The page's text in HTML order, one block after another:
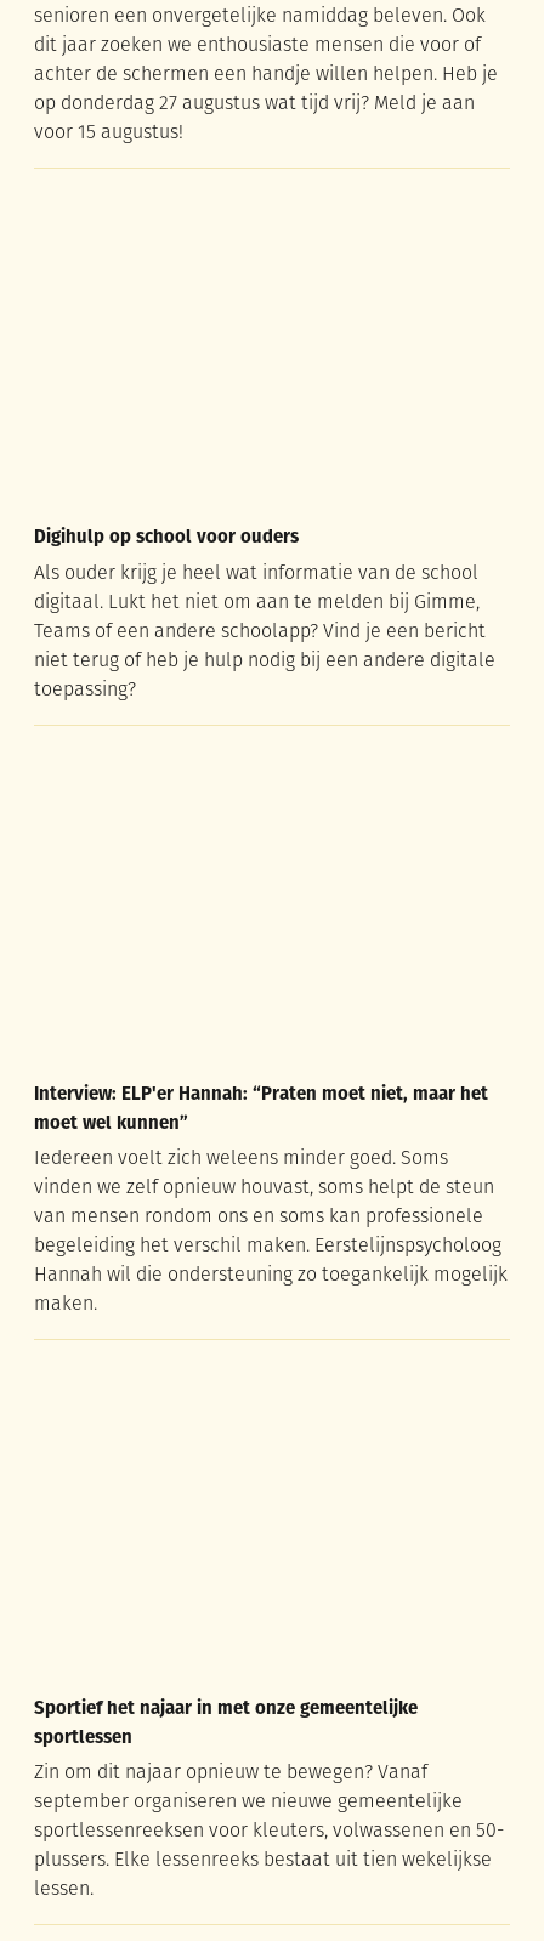
senioren een onvergetelijke namiddag beleven. Ook
dit jaar zoeken we enthousiaste mensen die voor of
achter de schermen een handje willen helpen. Heb je
op donderdag 27 augustus wat tijd vrij? Meld je aan
voor 15 augustus!
Digihulp op school voor ouders
Als ouder krijg je heel wat informatie van de school
digitaal. Lukt het niet om aan te melden bij Gimme,
Teams of een andere schoolapp? Vind je een bericht
niet terug of heb je hulp nodig bij een andere digitale
toepassing?
Interview: ELP'er Hannah: “Praten moet niet, maar het
moet wel kunnen”
Iedereen voelt zich weleens minder goed. Soms
vinden we zelf opnieuw houvast, soms helpt de steun
van mensen rondom ons en soms kan professionele
begeleiding het verschil maken. Eerstelijnspsycholoog
Hannah wil die ondersteuning zo toegankelijk mogelijk
maken.
Sportief het najaar in met onze gemeentelijke
sportlessen
Zin om dit najaar opnieuw te bewegen? Vanaf
september organiseren we nieuwe gemeentelijke
sportlessenreeksen voor kleuters, volwassenen en 50-
plussers. Elke lessenreeks bestaat uit tien wekelijkse
lessen.